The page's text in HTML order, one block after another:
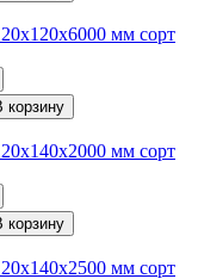
мм сорт
корзину
мм сорт
корзину
мм сорт